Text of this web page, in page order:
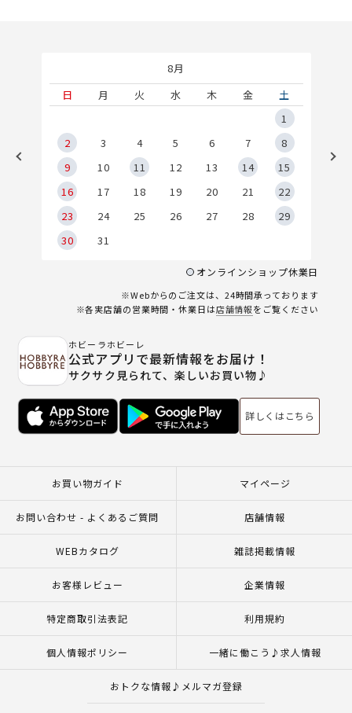
8月
日
月 火 水 木 金
土
1
2
3 4 5 6 7
8
9
10 11 12 13 14
15
16
17 18 19 20 21
22
23
24 25 26 27 28
29
30
31
オンラインショップ休業日
※Webからのご注文は、24時間承っております
※各実店舗の営業時間・休業日は店舗情報をご覧ください
ホビーラホビーレ
公式アプリで最新情報をお届け！
サクサク見られて、楽しいお買い物♪
詳しくはこちら
お買い物ガイド マイページ
お問い合わせ - よくあるご質問 店舗情報
WEBカタログ 雑誌掲載情報
お客様レビュー 企業情報
特定商取引法表記 利用規約
個人情報ポリシー 一緒に働こう♪求人情報
おトクな情報♪メルマガ登録